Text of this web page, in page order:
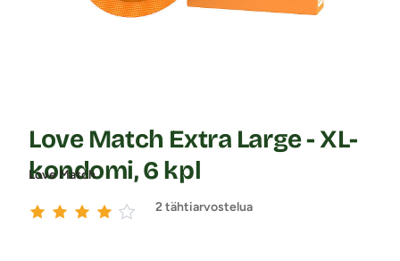
Love Match
Love Match Extra Large - XL-
kondomi, 6 kpl
2 tähtiarvostelua